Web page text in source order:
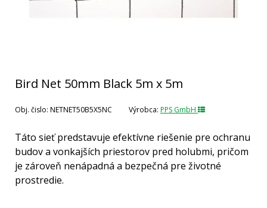
Bird Net 50mm Black 5m x 5m
Obj. čislo: NETNET50B5X5NC Výrobca: PPS GmbH
Táto sieť predstavuje efektívne riešenie pre ochranu
budov a vonkajších priestorov pred holubmi, pričom
je zároveň nenápadná a bezpečná pre životné
prostredie.